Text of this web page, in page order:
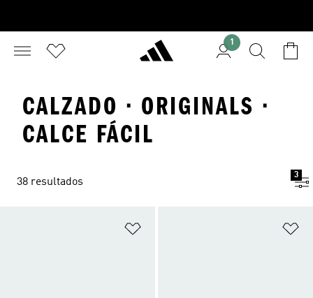
1
CALZADO · ORIGINALS ·
CALCE FÁCIL
38 resultados
3